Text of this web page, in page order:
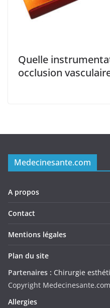
Quelle
occlusion
Medecinesante.com
A propos
Contact
Mentions légales
Plan du site
Partenaires : Chirurgie
Copyright
Allergies